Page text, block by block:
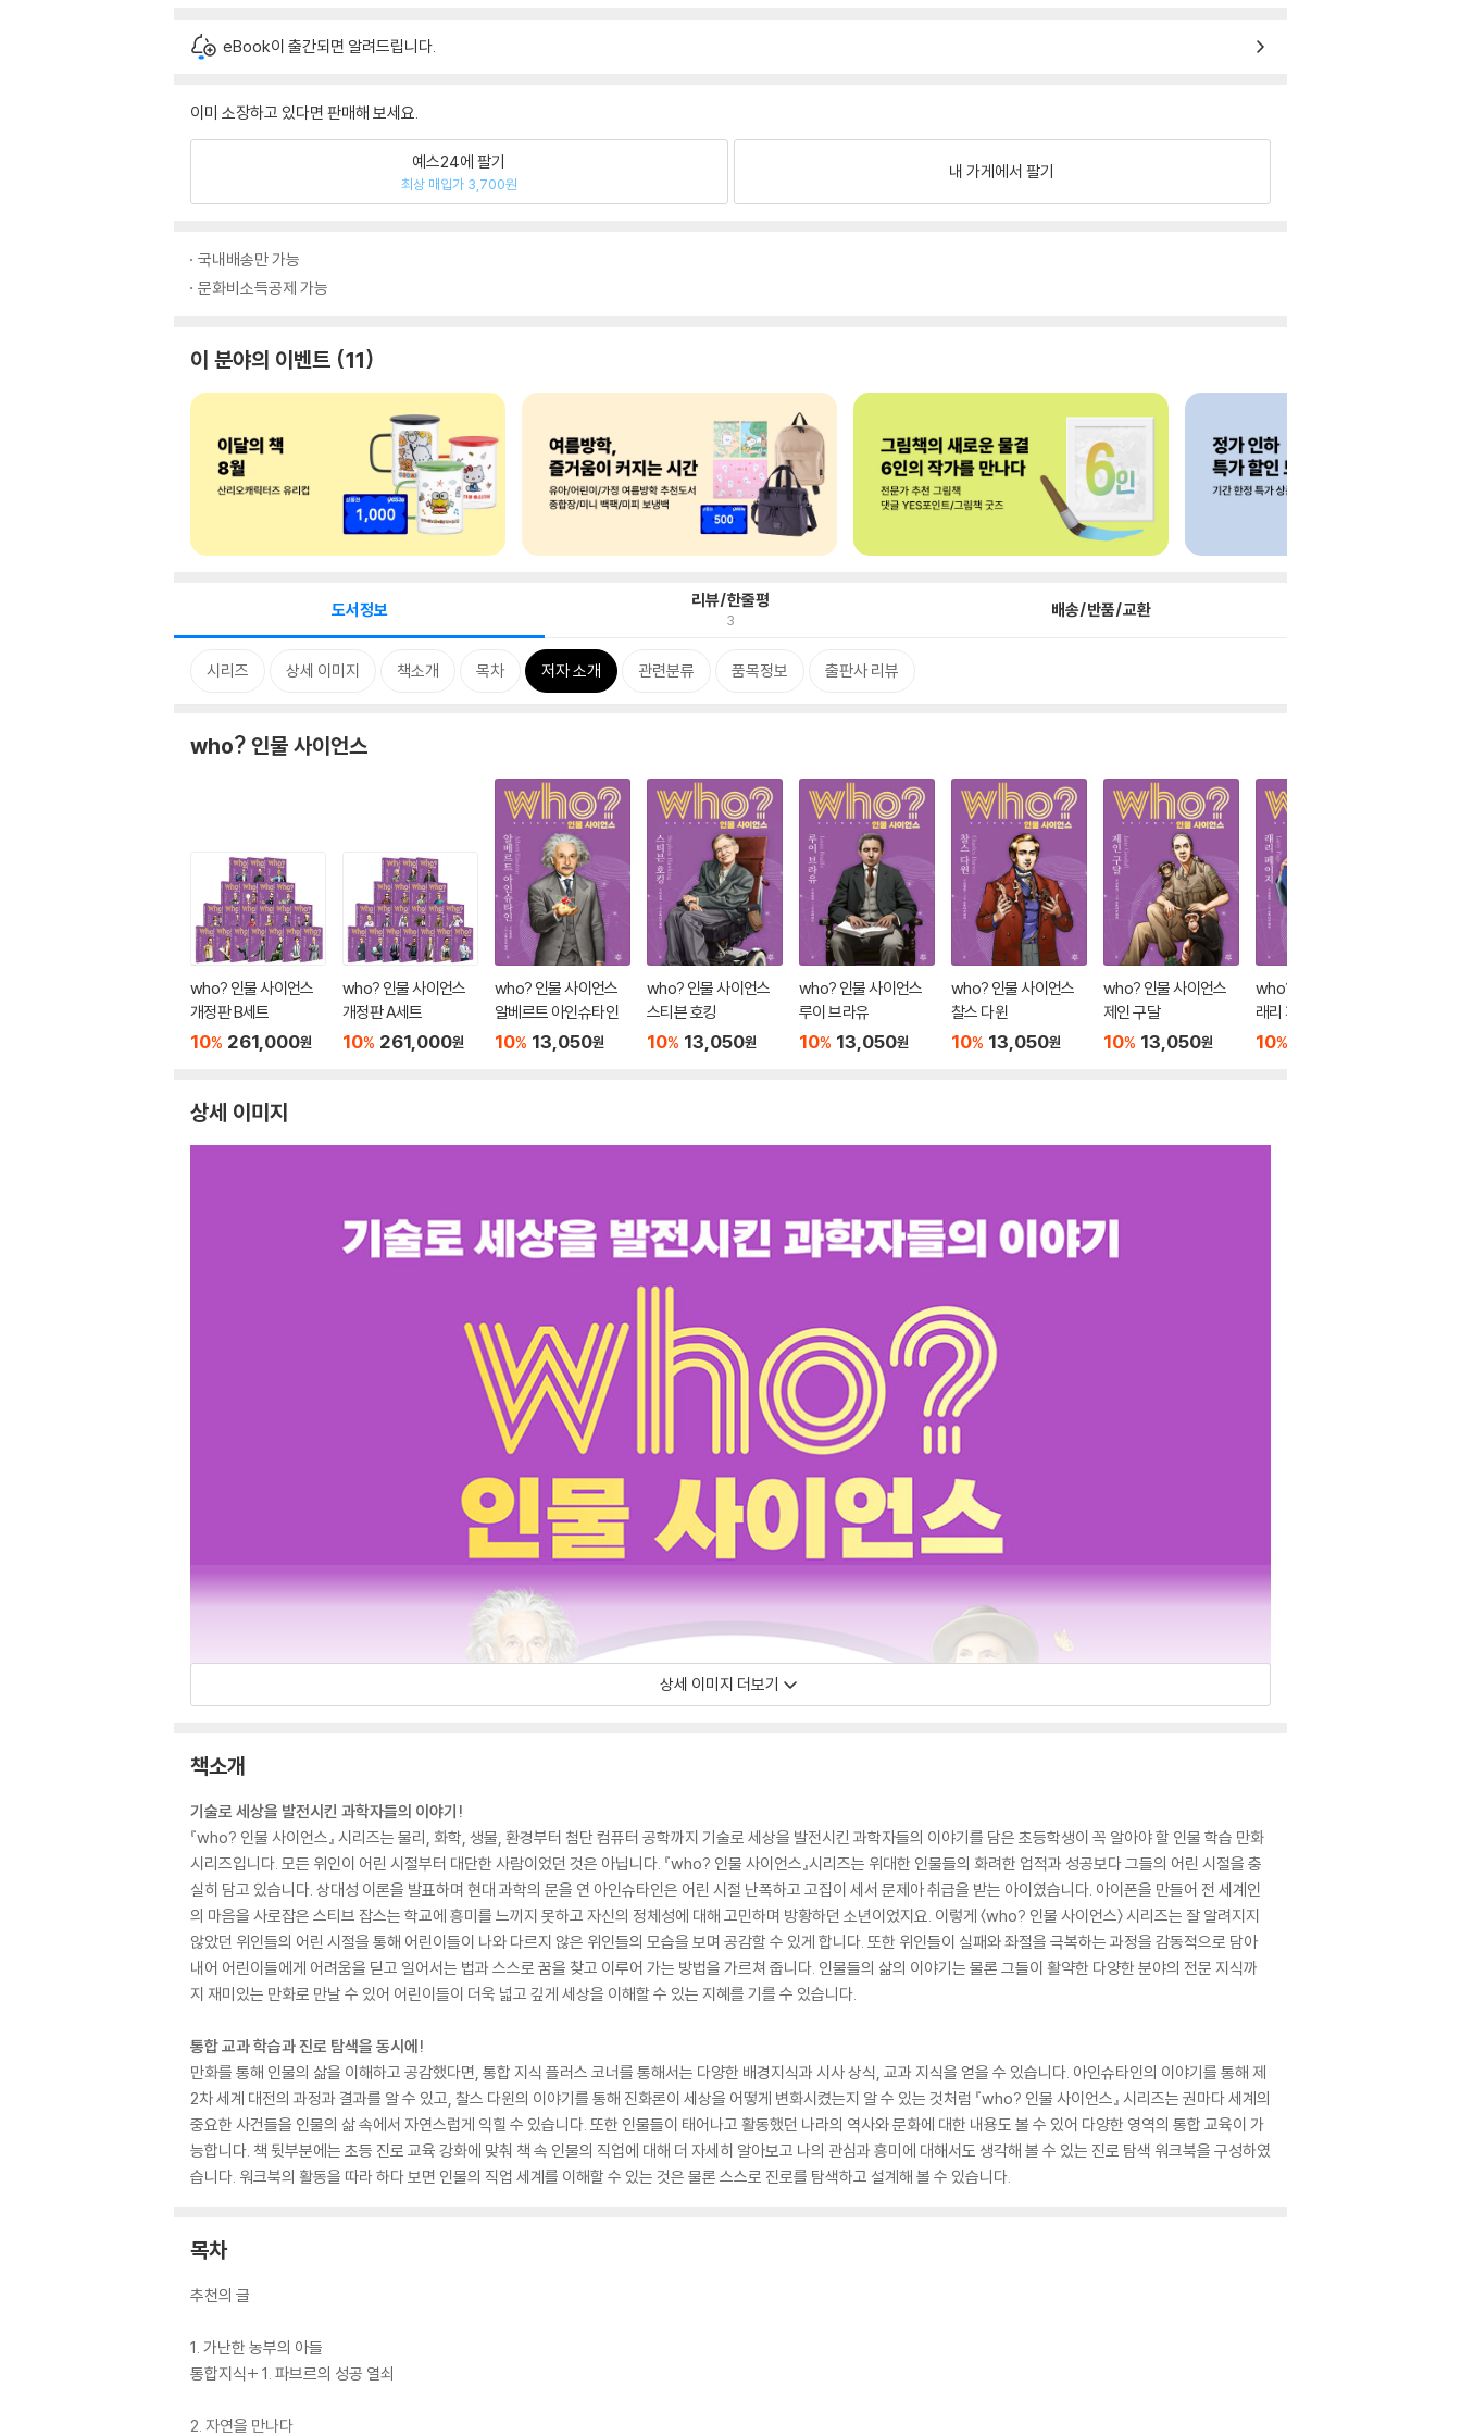
eBook이 출간되면 알려드립니다.
이미 소장하고 있다면 판매해 보세요.
예스24에 팔기
최상 매입가 3,700원
내 가게에서 팔기
국내배송만 가능
문화비소득공제 가능
이 분야의 이벤트 11
도서정보 리뷰/한줄평
3 배송/반품/교환
시리즈 상세 이미지 책소개 목차 저자 소개 관련분류 품목정보 출판사 리뷰
who? 인물 사이언스
who? 인물 사이언스
개정판 B세트
10% 261,000원
who? 인물 사이언스
개정판 A세트
10% 261,000원
who? 인물 사이언스
알베르트 아인슈타인
10% 13,050원
who? 인물 사이언스
스티븐 호킹
10% 13,050원
who? 인물 사이언스
루이 브라유
10% 13,050원
who? 인물 사이언스
찰스 다윈
10% 13,050원
who? 인물 사이언스
제인 구달
10% 13,050원
who? 인물 사이언스
래리 페이지
10%
상세 이미지
상세 이미지 더보기
책소개
기술로 세상을 발전시킨 과학자들의 이야기!
『who? 인물 사이언스』 시리즈는 물리, 화학, 생물, 환경부터 첨단 컴퓨터 공학까지 기술로 세상을 발전시킨 과학자들의 이야기를 담은 초등학생이 꼭 알아야 할 인물 학습 만화
시리즈입니다. 모든 위인이 어린 시절부터 대단한 사람이었던 것은 아닙니다. 『who? 인물 사이언스』시리즈는 위대한 인물들의 화려한 업적과 성공보다 그들의 어린 시절을 충
실히 담고 있습니다. 상대성 이론을 발표하며 현대 과학의 문을 연 아인슈타인은 어린 시절 난폭하고 고집이 세서 문제아 취급을 받는 아이였습니다. 아이폰을 만들어 전 세계인
의 마음을 사로잡은 스티브 잡스는 학교에 흥미를 느끼지 못하고 자신의 정체성에 대해 고민하며 방황하던 소년이었지요. 이렇게 〈who? 인물 사이언스〉 시리즈는 잘 알려지지
않았던 위인들의 어린 시절을 통해 어린이들이 나와 다르지 않은 위인들의 모습을 보며 공감할 수 있게 합니다. 또한 위인들이 실패와 좌절을 극복하는 과정을 감동적으로 담아
내어 어린이들에게 어려움을 딛고 일어서는 법과 스스로 꿈을 찾고 이루어 가는 방법을 가르쳐 줍니다. 인물들의 삶의 이야기는 물론 그들이 활약한 다양한 분야의 전문 지식까
지 재미있는 만화로 만날 수 있어 어린이들이 더욱 넓고 깊게 세상을 이해할 수 있는 지혜를 기를 수 있습니다.
통합 교과 학습과 진로 탐색을 동시에!
만화를 통해 인물의 삶을 이해하고 공감했다면, 통합 지식 플러스 코너를 통해서는 다양한 배경지식과 시사 상식, 교과 지식을 얻을 수 있습니다. 아인슈타인의 이야기를 통해 제
2차 세계 대전의 과정과 결과를 알 수 있고, 찰스 다윈의 이야기를 통해 진화론이 세상을 어떻게 변화시켰는지 알 수 있는 것처럼 『who? 인물 사이언스』 시리즈는 권마다 세계의
중요한 사건들을 인물의 삶 속에서 자연스럽게 익힐 수 있습니다. 또한 인물들이 태어나고 활동했던 나라의 역사와 문화에 대한 내용도 볼 수 있어 다양한 영역의 통합 교육이 가
능합니다. 책 뒷부분에는 초등 진로 교육 강화에 맞춰 책 속 인물의 직업에 대해 더 자세히 알아보고 나의 관심과 흥미에 대해서도 생각해 볼 수 있는 진로 탐색 워크북을 구성하였
습니다. 워크북의 활동을 따라 하다 보면 인물의 직업 세계를 이해할 수 있는 것은 물론 스스로 진로를 탐색하고 설계해 볼 수 있습니다.
목차
추천의 글
1. 가난한 농부의 아들
통합지식+ 1. 파브르의 성공 열쇠
2. 자연을 만나다